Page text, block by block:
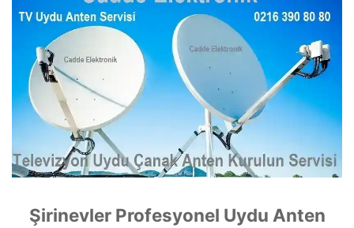
Şirinevler Profesyonel Uydu Anten